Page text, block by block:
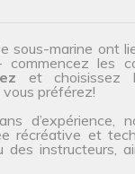
sous-marine ont
commencez les
et choisissez
préférez!
d’expérience,
récréative et
des instructeurs,